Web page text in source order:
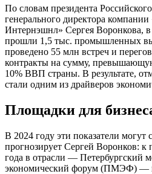
По словам президента
генерального директора
Интернэшнл» Сергея Воронкова, в
прошли 1,5 тыс. промышленных
проведено 55 млн встреч и
контракты на сумму,
10% ВВП страны. В результате,
стали одним из драйверов
Площадки для
В 2024 году эти показатели могут
прогнозирует Сергей Воронков: к
года в отрасли — Петербургский
экономический форум (ПМЭФ) —